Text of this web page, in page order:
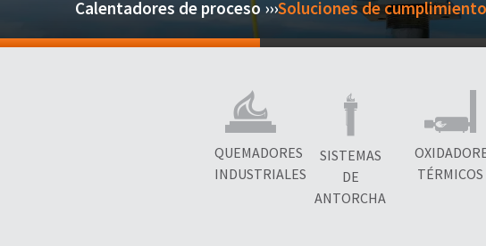
Calentadores de proceso ›››Soluciones de cumplimiento
QUEMADORES
INDUSTRIALES
SISTEMAS
DE
ANTORCHA
TÉRMICOS